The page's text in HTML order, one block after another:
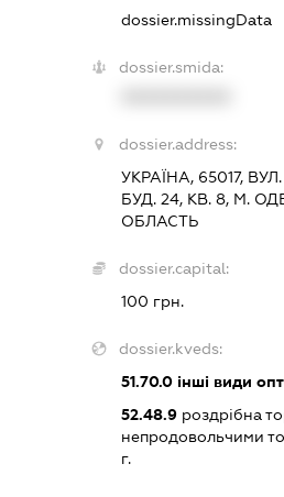
dossier.missingData
dossier.smida:
dossier.address:
УКРАЇНА, 65017,
БУД. 24, КВ. 8, М.
ОБЛАСТЬ
dossier.capital:
100 грн.
dossier.kveds:
51.70.0інші види
52.48.9роздрібна
непродовольчими
г.